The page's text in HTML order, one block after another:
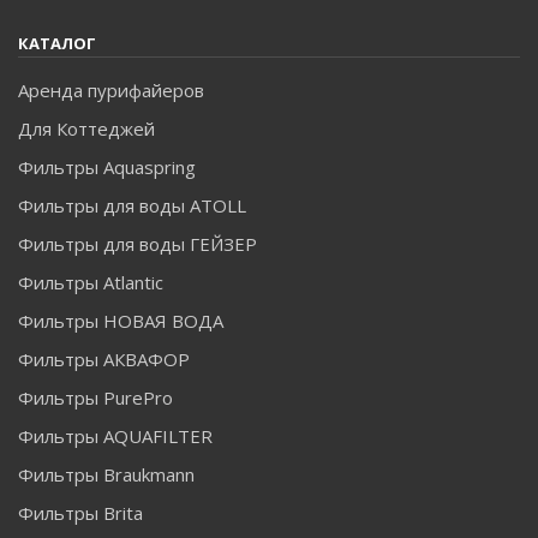
Статистика пугает, но она отражает реальное
положение вещей. И мы понимаем, что порой нельзя
просто взять и выпить, ни о чем не задумываясь, стакан
привычной бесцветной жидкости.
КАТАЛОГ
Аренда пурифайеров
Для Коттеджей
Фильтры Aquaspring
Фильтры для воды ATOLL
Фильтры для воды ГЕЙЗЕР
Фильтры Atlantic
Фильтры НОВАЯ ВОДА
Фильтры АКВАФОР
Фильтры PurePro
Фильтры AQUAFILTER
Фильтры Braukmann
Фильтры Brita